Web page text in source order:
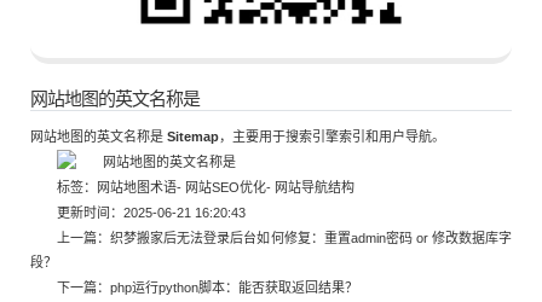
网站地图的英文名称是
网站地图的英文名称是 Sitemap，主要用于搜索引擎索引和用户导航。
标签： 网站地图术语- 网站SEO优化- 网站导航结构
更新时间：2025-06-21 16:20:43
上一篇：织梦搬家后无法登录后台如何修复：重置admin密码 or 修改数据库字
段？
下一篇： php运行python脚本：能否获取返回结果？